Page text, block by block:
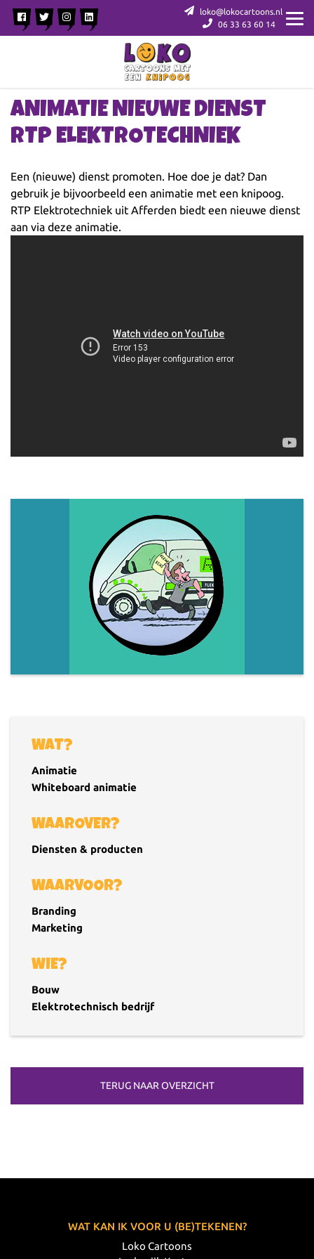
loko@lokocartoons.nl
06 33 63 60 14
WAT?
Animatie
Whiteboard animatie
WAAROVER?
Diensten & producten
WAARVOOR?
Branding
Marketing
WIE?
Bouw
Elektrotechnisch bedrijf
TERUG NAAR OVERZICHT
ANIMATIE NIEUWE DIENST
RTP ELEKTROTECHNIEK
Een (nieuwe) dienst promoten. Hoe doe je dat? Dan
gebruik je bijvoorbeeld een animatie met een knipoog.
RTP Elektrotechniek uit Afferden biedt een nieuwe dienst
aan via deze animatie.
WAT KAN IK VOOR U (BE)TEKENEN?
Loko Cartoons